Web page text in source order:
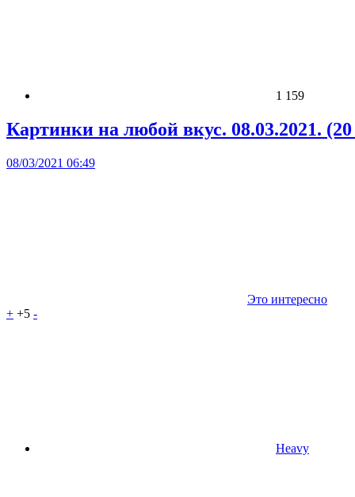
1 159
Картинки на любой вкус. 08.03.2021.
08/03/2021 06:49
Это интересно
+ +5 -
Heavy